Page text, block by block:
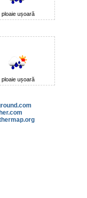
ploaie ușoară
ploaie ușoară